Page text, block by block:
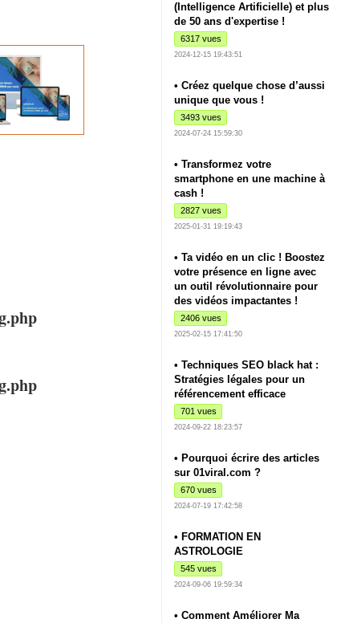
(Intelligence Artificielle) et plus
de 50 ans d'expertise !
6317 vues
2024-12-15 19:43:51
• Créez quelque chose d’aussi
unique que vous !
3493 vues
2024-07-24 15:59:30
• Transformez votre
smartphone en une machine à
cash !
2827 vues
2025-01-31 19:19:43
• Ta vidéo en un clic ! Boostez
votre présence en ligne avec
un outil révolutionnaire pour
des vidéos impactantes !
2406 vues
2025-02-15 17:41:50
• Techniques SEO black hat :
Stratégies légales pour un
référencement efficace
701 vues
2024-09-22 18:23:57
• Pourquoi écrire des articles
sur 01viral.com ?
670 vues
2024-07-19 17:42:58
• FORMATION EN
ASTROLOGIE
545 vues
2024-09-06 19:59:34
• Comment Améliorer Ma